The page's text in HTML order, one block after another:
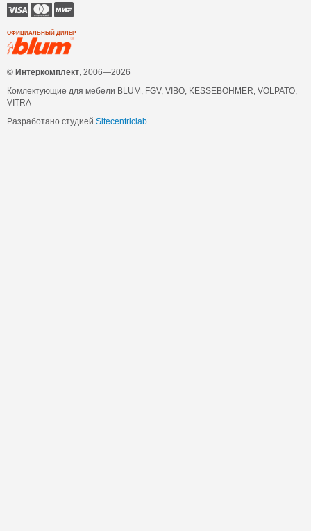
ОФИЦИАЛЬНЫЙ ДИЛЕР
© Интеркомплект , 2006—2026
Комлектующие для мебели BLUM, FGV, VIBO, KESSEBOHMER, VOLPATO,
VITRA
Разработано студией Sitecentriclab